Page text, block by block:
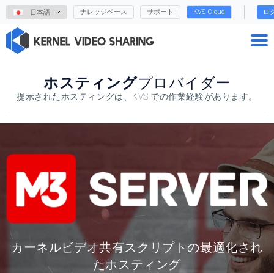
日本語 ナレッジベース サポート KVS Cloud ロ
ホスティングプロバイダー
提示されたホスティングは、KVS での作業経験があります。
カーネルビデオ共有スクリプトの最適化され
たホスティング